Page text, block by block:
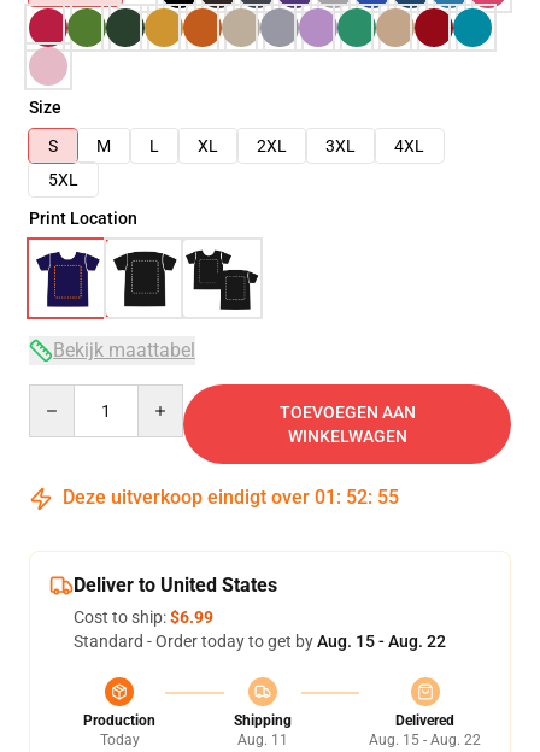
Size
S
M L XL 2XL 3XL
4XL
5XL
Print Location
Bekijk maattabel
TOEVOEGEN AAN
WINKELWAGEN
Deze uitverkoop eindigt over 01 : 52: 54
Deliver to United States
Cost to ship:$6.99
Standard - Order today to get byAug. 15 - Aug. 22
Production
Today
Shipping
Aug. 11
Delivered
Aug. 15 - Aug. 22